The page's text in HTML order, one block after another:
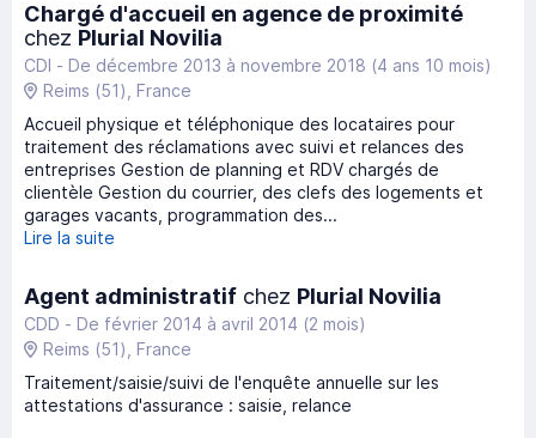
Chargé d'accueil en agence de proximité
chez Plurial Novilia
CDI - De décembre 2013 à novembre 2018 (4 ans 10 mois)
Reims (51) , France
Accueil physique et téléphonique des locataires pour
traitement des réclamations avec suivi et relances des
entreprises Gestion de planning et RDV chargés de
clientèle Gestion du courrier, des clefs des logements et
garages vacants, programmation des...
Lire la suite
Agent administratif chez Plurial Novilia
CDD - De février 2014 à avril 2014 (2 mois)
Reims (51) , France
Traitement/saisie/suivi de l'enquête annuelle sur les
attestations d'assurance : saisie, relance